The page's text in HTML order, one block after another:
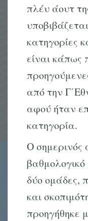
πλέυ άουτ
κατηγορίες
είναι κάπως
από την
αφού ήταν
κατηγορία.
Ο σημερινός
βαθμολογικό
δύο ομάδες,
και
προηγήθηκε